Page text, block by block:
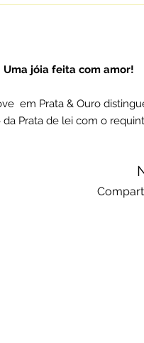
jóia feita com amor!
em Prata & Ouro
Prata de lei com o